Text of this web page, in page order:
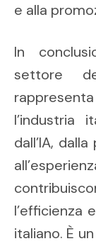
e alla
In
settore
l’industria
dall’IA,
l’efficienza
italiano. È